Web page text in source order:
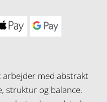
med abstrakt
struktur og balance.